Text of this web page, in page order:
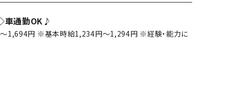
車通勤OK♪
1,694円 ※基本時給1,234円～1,294円 ※経験・能力に